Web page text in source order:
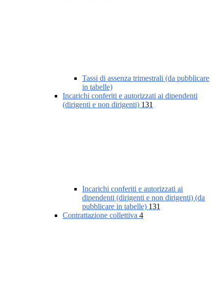
Tassi di assenza trimestrali (da pubblicare
in tabelle)
Incarichi conferiti e autorizzati ai dipendenti
(dirigenti e non dirigenti) 131
Incarichi conferiti e autorizzati ai
dipendenti (dirigenti e non dirigenti) (da
pubblicare in tabelle) 131
Contrattazione collettiva 4